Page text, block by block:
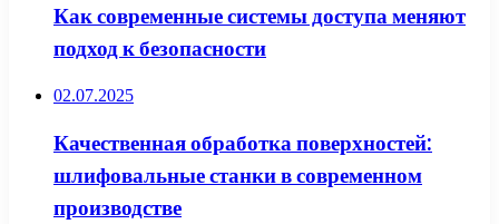
Как современные системы доступа меняют
подход к безопасности
02.07.2025
Качественная обработка поверхностей:
шлифовальные станки в современном
производстве